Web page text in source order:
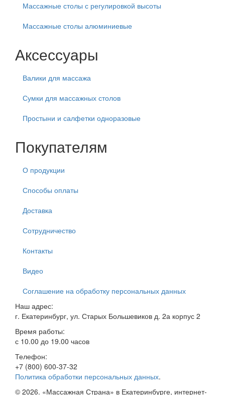
Массажные столы с регулировкой высоты
Массажные столы алюминиевые
Аксессуары
Валики для массажа
Сумки для массажных столов
Простыни и салфетки одноразовые
Покупателям
О продукции
Способы оплаты
Доставка
Сотрудничество
Контакты
Видео
Соглашение на обработку персональных данных
Наш адрес:
г. Екатеринбург, ул. Старых Большевиков д. 2а корпус 2
Время работы:
с 10.00 до 19.00 часов
Телефон:
+7 (800) 600-37-32
Политика обработки персональных данных.
© 2026. «Массажная Страна» в Екатеринбурге, интернет-